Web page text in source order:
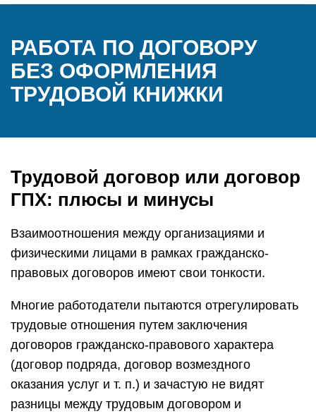
РАБОТА ПО ДОГОВОРУ
БЕЗ ОФОРМЛЕНИЯ
ТРУДОВОЙ КНИЖКИ
Трудовой договор или договор
ГПХ: плюсы и минусы
Взаимоотношения между организациями и
физическими лицами в рамках гражданско-
правовых договоров имеют свои тонкости.
Многие работодатели пытаются отрегулировать
трудовые отношения путем заключения
договоров гражданско-правового характера
(договор подряда, договор возмездного
оказания услуг и т. п.) и зачастую не видят
разницы между трудовым договором и